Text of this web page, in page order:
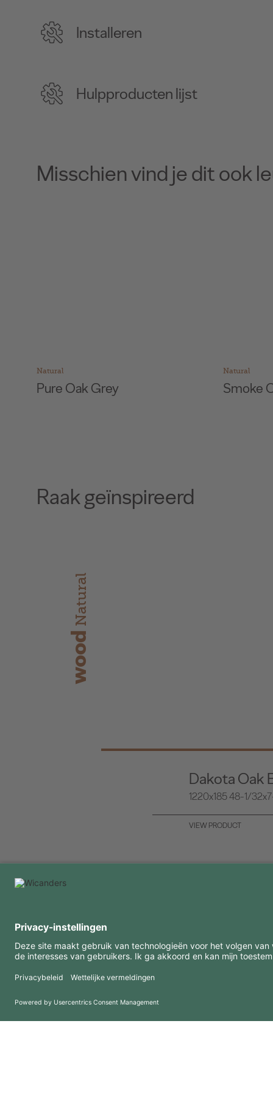
Installeren
Hulpproducten lijst
Misschien vind je dit ook
Natural
Pure Oak Grey
Natural
Smoke
Raak geïnspireerd
wood
Natural
Dakota Oak
1220x185 48-1/
VIEW PRODUCT
FAQ
Gebruiksvoorwaarden
Privacybeleid
Downloads
Copyright 2026 © Amorim Cork Solutions. All rights reserved.